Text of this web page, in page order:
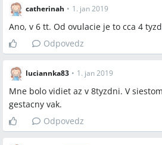
catherinah • 1. jan 2019
Ano, v 6 tt. Od ovulacie je to cca 4
Odpovedz
luciannka83 • 1. jan 2019
Mne bolo vidiet az v 8tyzdni. V
gestacny vak.
Odpovedz